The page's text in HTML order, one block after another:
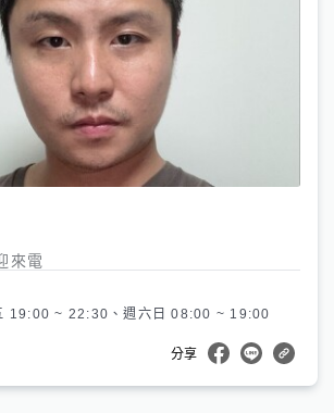
來電
19:00 ~ 22:30、週六日 08:00 ~ 19:00
分享